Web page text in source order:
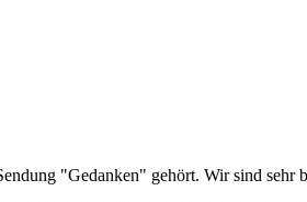
"Gedanken" gehört. Wir sind